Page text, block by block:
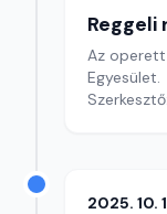
Reggeli
Az
Egyesület.
2025. 10.